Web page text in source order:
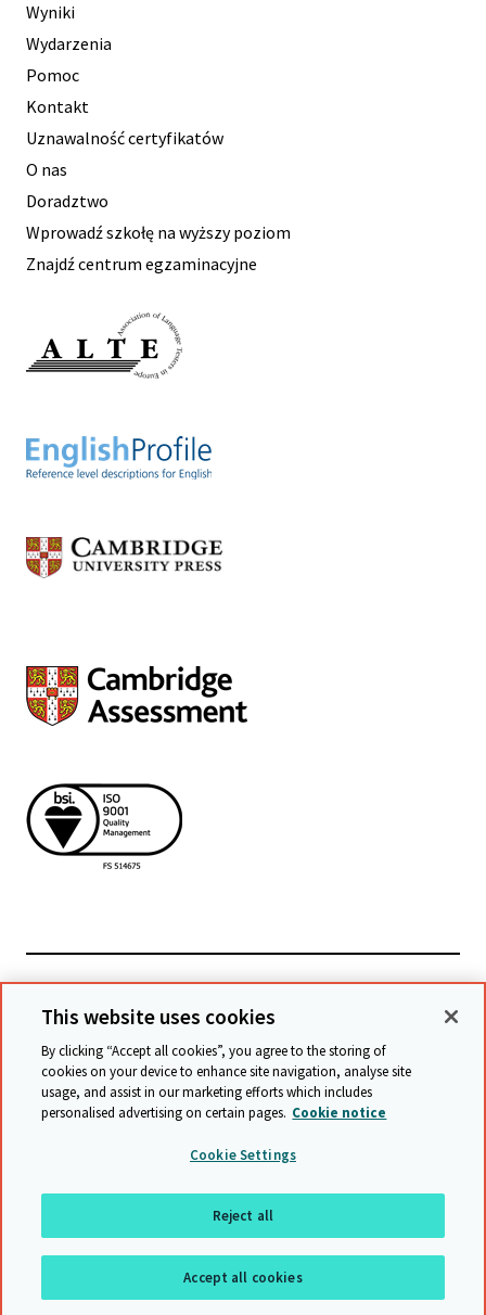
Poznań
PL005 - British Council - English Language
Centre
Łódź
PL007 - British Council - English Language
Centre
Katowice
PL040 - British Council Examination Centre
Rzeszów
PL001 - British Council, Krakow
PL277 - Clan City
Gliwice
Lublin
PL017 - International House Wroclaw
Wrocław
Centre
Kraków
PL162 - PROGRAM Poznan
Wyniki
Wydarzenia
Pomoc
Kontakt
Uznawalność certyfikatów
O nas
Doradztwo
Wprowadź szkołę na wyższy poziom
Znajdź centrum egzaminacyjne
© Cambridge University Press & Assessment
Ochrona danych
Oświadczenie o dostępności
Statement on modern slavery
Mapa witryny
Do góry
This website uses cookies
By clicking “Accept all cookies”, you agree to the storing of
cookies on your device to enhance site navigation, analyse site
usage, and assist in our marketing efforts which includes
personalised advertising on certain pages. Cookie notice
Cookie Settings
Reject all
Accept all cookies